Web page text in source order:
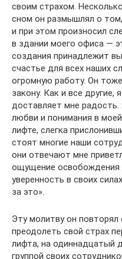
своим страхом.
сном он размышлял о
и при этом произносил
в здании моего офиса —
создания принадлежит
счастье для всех наших
огромную работу. Он
закону. Как и все другие,
доставляет мне
любви и понимания в
лифте, слегка
стоят многие наши
они отвечают мне
ощущение освобождения
уверенность в своих
за это».
Эту молитву он
преодолеть свой страх
лифта, на одиннадцатый
группой своих